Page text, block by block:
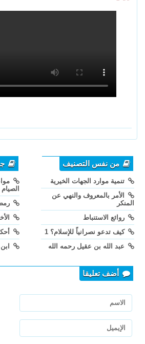
من نفس التصنيف
تنمية موارد الجهات الخيرية
الأمر بالمعروف والنهي عن
المنكر
روائع الاستنباط
كيف تدعو نصرانياً للإسلام؟ 1
عبد الله بن عقيل رحمه الله
الصيام
أضف تعليقا